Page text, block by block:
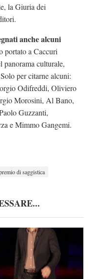
la Giuria dei
anche alcuni
portato a Caccuri
panorama culturale,
per citarne alcuni:
Odifreddi, Oliviero
Morosini, Al Bano,
Guzzanti,
e Mimmo Gangemi.
di saggistica